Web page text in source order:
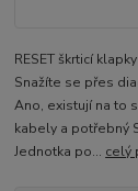
RESET škrticí
Snažíte se přes
Ano, existují na to
kabely a potřebný
Jednotka po... celý